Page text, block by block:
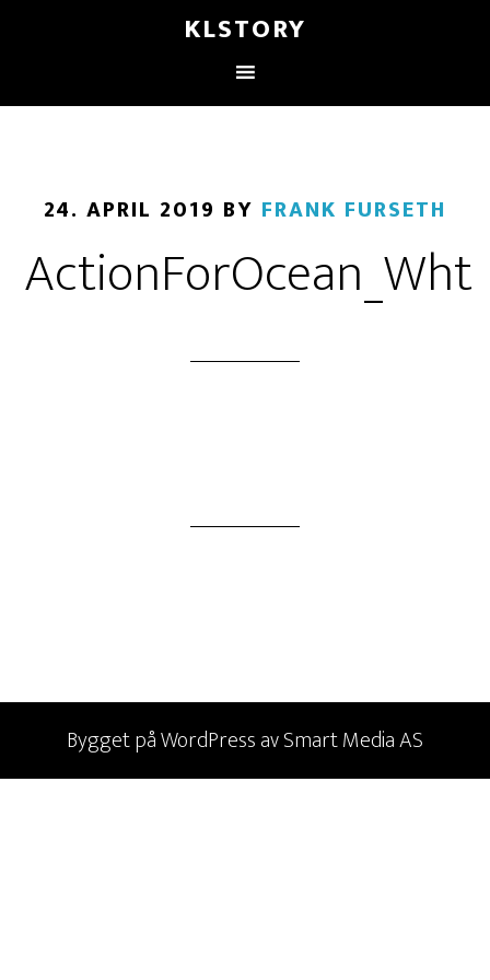
KLSTORY
24. APRIL 2019 BY FRANK FURSETH
ActionForOcean_Wht
Bygget påWordPressavSmart Media AS